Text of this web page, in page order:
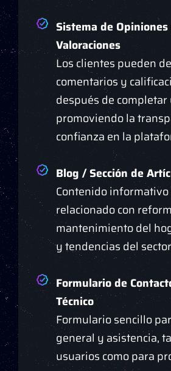
Sistema de
Valoraciones
Los clientes pueden
comentarios y
después de
promoviendo la
confianza en la
Blog / Sección de
Contenido
relacionado con
mantenimiento del
y tendencias del
Formulario de
Técnico
Formulario sencillo
general y asistencia,
usuarios como para